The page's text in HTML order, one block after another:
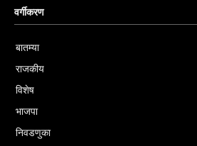
वर्गीकरण
बातम्या
राजकीय
विशेष
भाजपा
निवडणुका